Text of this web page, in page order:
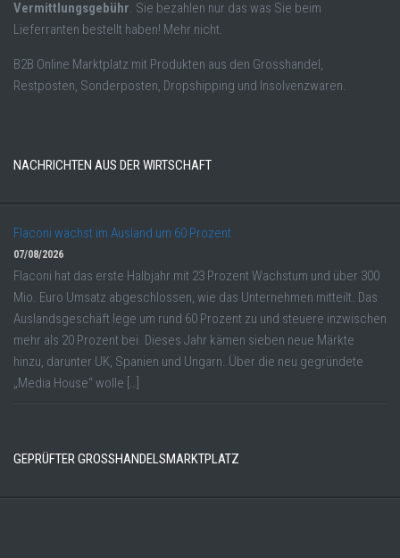
Vermittlungsgebühr. Sie bezahlen nur das was Sie beim
Lieferranten bestellt haben! Mehr nicht.
B2B Online Marktplatz mit Produkten aus den Grosshandel,
Restposten, Sonderposten, Dropshipping und Insolvenzwaren.
NACHRICHTEN AUS DER WIRTSCHAFT
Flaconi wächst im Ausland um 60 Prozent
07/08/2026
Flaconi hat das erste Halbjahr mit 23 Prozent Wachstum und über 300
Mio. Euro Umsatz abgeschlossen, wie das Unternehmen mitteilt. Das
Auslandsgeschäft lege um rund 60 Prozent zu und steuere inzwischen
mehr als 20 Prozent bei. Dieses Jahr kämen sieben neue Märkte
hinzu, darunter UK, Spanien und Ungarn. Über die neu gegründete
„Media House“ wolle […]
GEPRÜFTER GROSSHANDELSMARKTPLATZ